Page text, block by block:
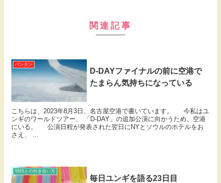
関連記事
バンタン
D-DAYファイナルの前に空港で
たまらん気持ちになっている
こちらは、2023年8月3日、名古屋空港で書いています。 今私はユ
ンギのワールドツアー、 「D-DAY」の追加公演に向かうため、空港
にいる。 公演日程が発表された翌日にNYとソウルのホテルをお
さえ、 ...
SNSとの付き合い方
毎日ユンギを語る23日目